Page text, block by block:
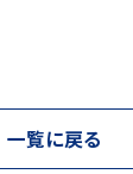
一覧に戻る